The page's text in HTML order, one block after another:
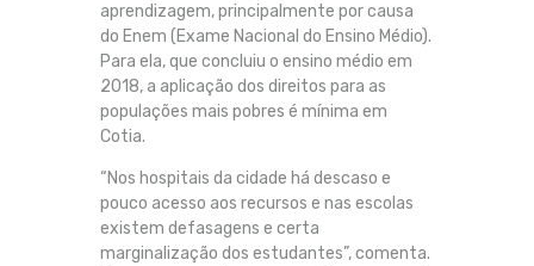
aprendizagem, principalmente por causa
do Enem (Exame Nacional do Ensino Médio).
Para ela, que concluiu o ensino médio em
2018, a aplicação dos direitos para as
populações mais pobres é mínima em
Cotia.
“Nos hospitais da cidade há descaso e
pouco acesso aos recursos e nas escolas
existem defasagens e certa
marginalização dos estudantes”, comenta.